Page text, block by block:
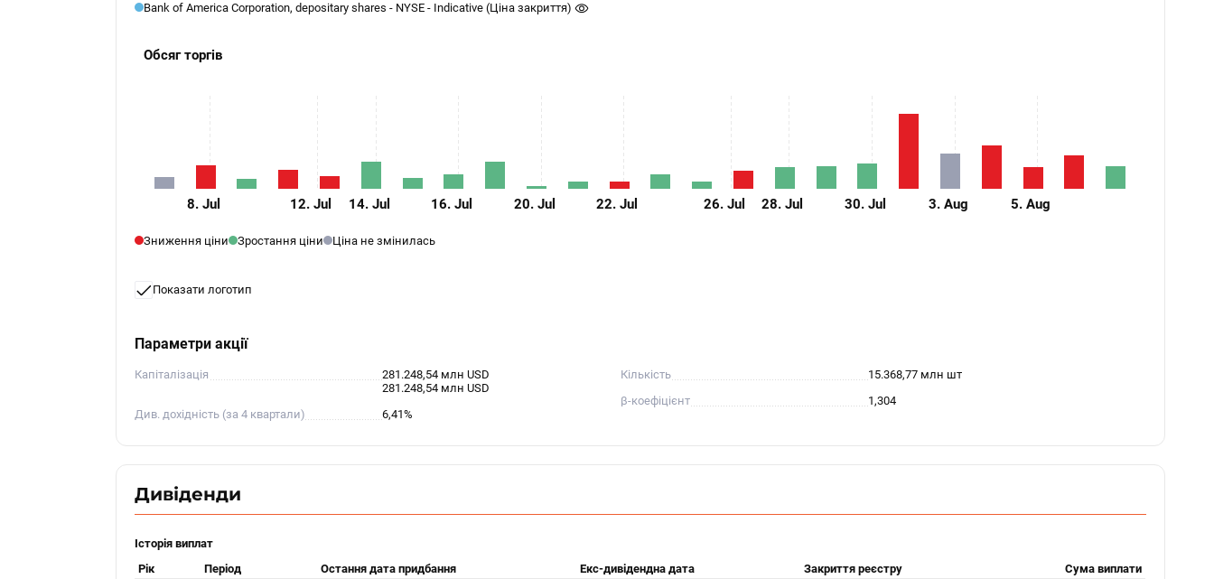
Bank of America Corporation, depositary shares - NYSE - Indicative (Ціна закриття)
Обсяг торгів
8. Jul 12. Jul 14. Jul 16. Jul 20. Jul 22. Jul 26. Jul 28. Jul 30. Jul 3. Aug 5. Aug
Зниження ціни Зростання ціни Ціна не змінилась
Показати логотип
Параметри акції
Капіталізація
281.248,54 млн USD
281.248,54 млн USD
Див. дохідність (за 4 квартали)
6,41%
Кількість
15.368,77 млн шт
β-коефіцієнт
1,304
Дивіденди
Історія виплат
Рік
Період Остання дата придбання Екс-дивідендна дата Закриття реєстру Сума виплати